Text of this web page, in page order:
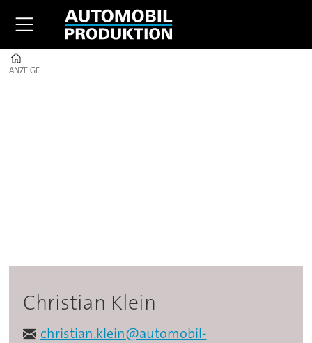
ANZEIGE
ANZEIGE
Christian Klein
christian.klein@automobil-